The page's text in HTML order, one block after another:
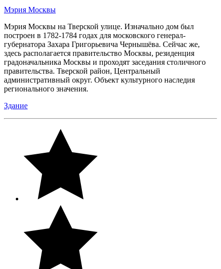
Мэрия Москвы
Мэрия Москвы на Тверской улице. Изначально дом был
построен в 1782-1784 годах для московского генерал-
губернатора Захара Григорьевича Чернышёва. Сейчас же,
здесь располагается правительство Москвы, резиденция
градоначальника Москвы и проходят заседания столичного
правительства. Тверской район, Центральный
административный округ. Объект культурного наследия
регионального значения.
Здание